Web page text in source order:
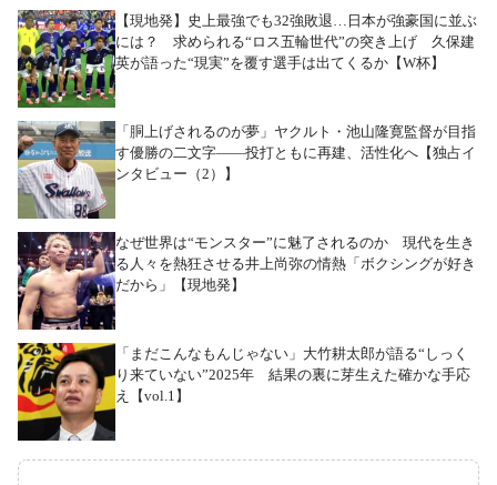
【現地発】史上最強でも32強敗退…日本が強豪国に並ぶ
には？ 求められる“ロス五輪世代”の突き上げ 久保建
英が語った“現実”を覆す選手は出てくるか【W杯】
「胴上げされるのが夢」ヤクルト・池山隆寛監督が目指
す優勝の二文字――投打ともに再建、活性化へ【独占イ
ンタビュー（2）】
なぜ世界は“モンスター”に魅了されるのか 現代を生き
る人々を熱狂させる井上尚弥の情熱「ボクシングが好き
だから」【現地発】
「まだこんなもんじゃない」大竹耕太郎が語る“しっく
り来ていない”2025年 結果の裏に芽生えた確かな手応
え【vol.1】